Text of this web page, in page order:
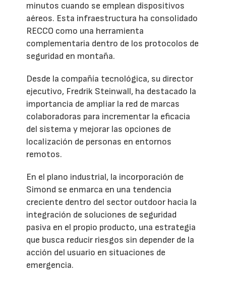
minutos cuando se emplean dispositivos
aéreos. Esta infraestructura ha consolidado
RECCO como una herramienta
complementaria dentro de los protocolos de
seguridad en montaña.
Desde la compañía tecnológica, su director
ejecutivo, Fredrik Steinwall, ha destacado la
importancia de ampliar la red de marcas
colaboradoras para incrementar la eficacia
del sistema y mejorar las opciones de
localización de personas en entornos
remotos.
En el plano industrial, la incorporación de
Simond se enmarca en una tendencia
creciente dentro del sector outdoor hacia la
integración de soluciones de seguridad
pasiva en el propio producto, una estrategia
que busca reducir riesgos sin depender de la
acción del usuario en situaciones de
emergencia.